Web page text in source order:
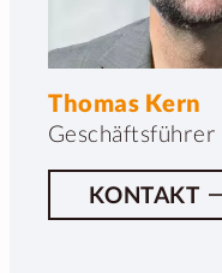
Thomas Kern
Geschäftsführer
KONTAKT